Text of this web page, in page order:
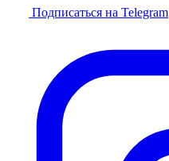
Подписаться на Telegram